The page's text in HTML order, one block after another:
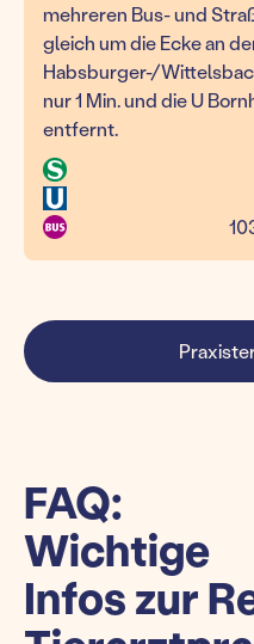
mehreren Bus- und
gleich um die Ecke an
Habsburger-/
nur 1 Min. und die U
entfernt.
FAQ:
Wichtige
Infos zur